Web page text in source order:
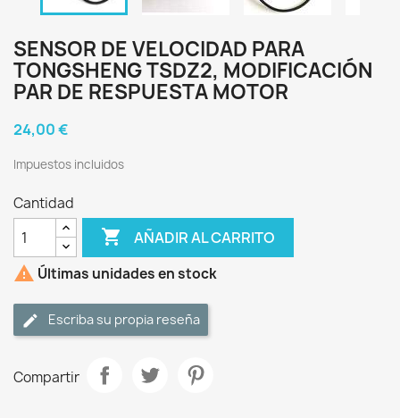
SENSOR DE VELOCIDAD PARA
TONGSHENG TSDZ2, MODIFICACIÓN
PAR DE RESPUESTA MOTOR
24,00 €
Impuestos incluidos
Cantidad
 AÑADIR AL CARRITO
 Últimas unidades en stock
Escriba su propia reseña
Compartir